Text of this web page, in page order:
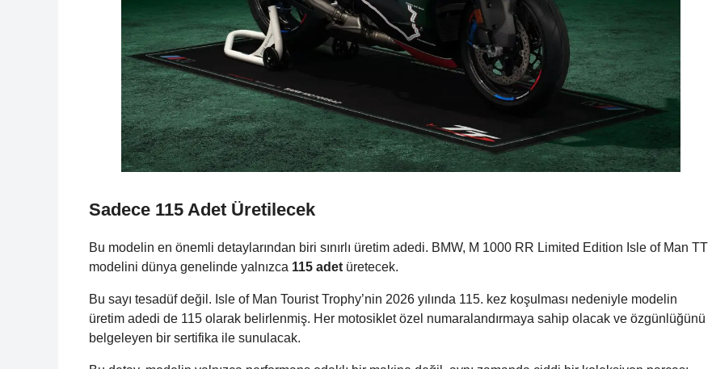
Sadece 115 Adet Üretilecek
Bu modelin en önemli detaylarından biri sınırlı üretim adedi. BMW, M 1000 RR Limited Edition Isle of Man TT
modelini dünya genelinde yalnızca 115 adet üretecek.
Bu sayı tesadüf değil. Isle of Man Tourist Trophy’nin 2026 yılında 115. kez koşulması nedeniyle modelin
üretim adedi de 115 olarak belirlenmiş. Her motosiklet özel numaralandırmaya sahip olacak ve özgünlüğünü
belgeleyen bir sertifika ile sunulacak.